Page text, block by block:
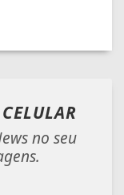
no seu